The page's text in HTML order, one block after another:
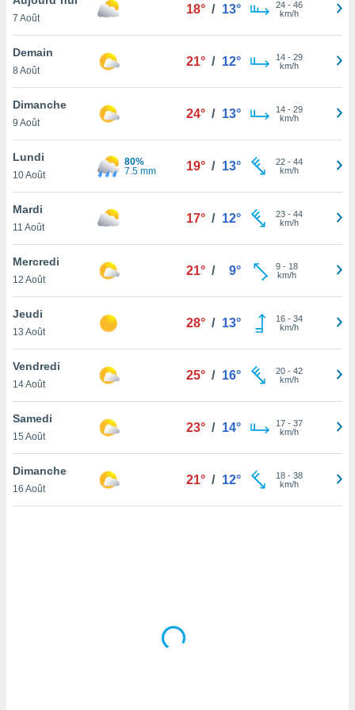
et
»,
au
vous
qu'ils
ou
le
ainsi
un
la
du
en
de
7 Août
18° / 13° 24- 46
km/h
Demain
8 Août
21° / 12° 14- 29
km/h
Dimanche
9 Août
24° / 13° 14- 29
km/h
Lundi
10 Août
80%
7.5 mm
19° / 13° 22- 44
km/h
Mardi
11 Août
17° / 12° 23- 44
km/h
Mercredi
12 Août
21° / 9° 9- 18
km/h
Jeudi
13 Août
28° / 13° 16- 34
km/h
Vendredi
14 Août
25° / 16° 20- 42
km/h
Samedi
15 Août
23° / 14° 17- 37
km/h
Dimanche
16 Août
21° / 12° 18- 38
km/h